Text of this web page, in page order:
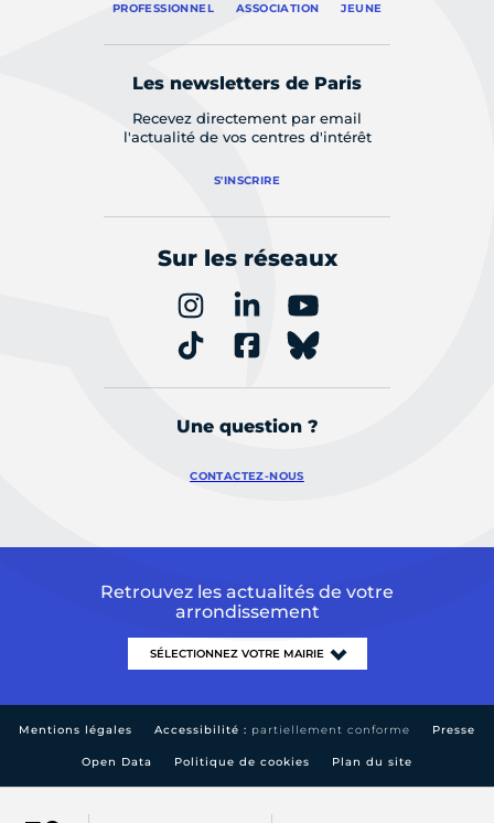
PROFESSIONNEL ASSOCIATION JEUNE
Les newsletters de Paris
Recevez directement par email
l'actualité de vos centres d'intérêt
S'INSCRIRE
Sur les réseaux
Une question ?
CONTACTEZ-NOUS
Retrouvez les actualités de votre
arrondissement
Mentions légales Accessibilité : partiellement conforme Presse
Open Data Politique de cookies Plan du site